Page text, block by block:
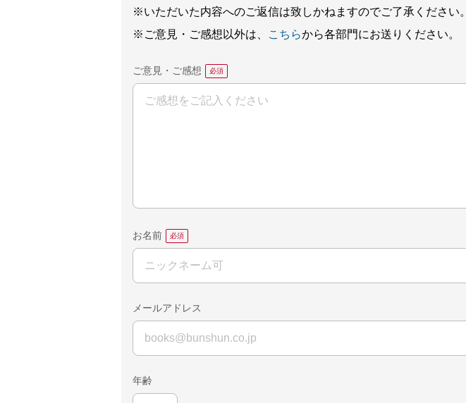
※いただいた内容へのご返信は致しかねますのでご了承ください。
※ご意見・ご感想以外は、
こちらから各部門にお送りください。
ご意見・ご感想
お名前
メールアドレス
年齢